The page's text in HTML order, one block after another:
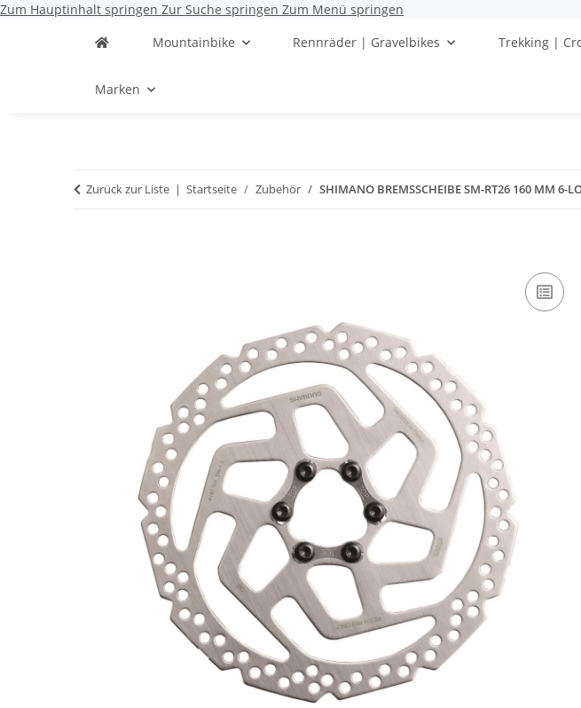
Zum Hauptinhalt springen Zur Suche springen Zum Menü springen
Mountainbike
Rennräder | Gravelbikes Trekking |
Marken
Zurück zur Liste Startseite Zubehör SHIMANO BREMSSCHEIBE SM-RT26 160 MM 6-